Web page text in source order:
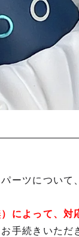
ーツについ
によって、対
手続きいただ